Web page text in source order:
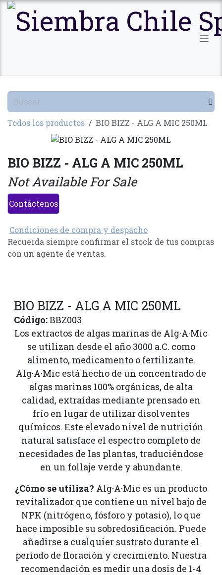
Ir al contenido
Todos los productos BIO BIZZ - ALG A MIC 250ML
BIO BIZZ - ALG A MIC 250ML
Not Available For Sale
Contáctenos
Condiciones de compra y despacho
Recuerda siempre confirmar el stock de tus compras
con un agente de ventas.
BIO BIZZ - ALG A MIC 250ML
Código:BBZ003
Los extractos de algas marinas de Alg·A·Mic
se utilizan desde el año 3000 a.C. como
alimento, medicamento o fertilizante.
Alg·A·Mic está hecho de un concentrado de
algas marinas 100% orgánicas, de alta
calidad, extraídas mediante prensado en
frío en lugar de utilizar disolventes
químicos. Este elevado nivel de nutrición
natural satisface el espectro completo de
necesidades de las plantas, traduciéndose
en un follaje verde y abundante.
¿Cómo se utiliza? Alg·A·Mic es un producto
revitalizador que contiene un nivel bajo de
NPK (nitrógeno, fósforo y potasio), lo que
hace imposible su sobredosificación. Puede
añadirse a cualquier sustrato durante el
periodo de floración y crecimiento. Nuestra
recomendación es medir una dosis de 1-4